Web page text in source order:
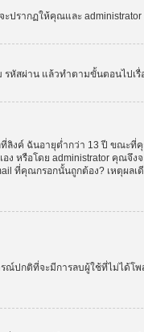
รากฏให้คุณและ
หัสผ่าน แล้วทำตามขั้นตอนไปเรื่
ลิงค์ ฉันอายุต่ำกว่า 13 ปี ขณ
รือโดย administrator คุณจึง
คุณกรอกนั้นถูกต้อง? เหตุผล
ปกติที่จะมีการลบผู้ใช้ที่ไม่ได้